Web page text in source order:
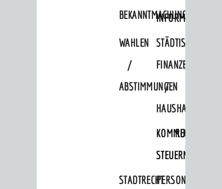
BEKANNTMACHUNGEN
WAHLEN
/
ABSTIMMUNGEN
STÄDTISCHE
FINANZEN
/
HAUSHALT
KOMMUNALE
STEUERN
STADTRECHTPERSONALRAT